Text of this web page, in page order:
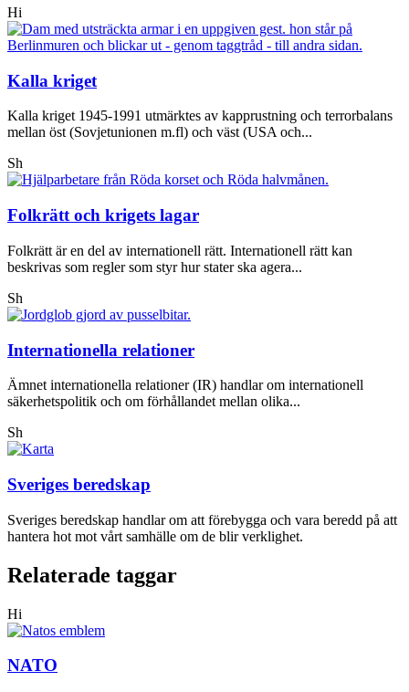
Hi
Kalla kriget
Kalla kriget 1945-1991 utmärktes av kapprustning och terrorbalans
mellan öst (Sovjetunionen m.fl) och väst (USA och...
Sh
Folkrätt och krigets lagar
Folkrätt är en del av internationell rätt. Internationell rätt kan
beskrivas som regler som styr hur stater ska agera...
Sh
Internationella relationer
Ämnet internationella relationer (IR) handlar om internationell
säkerhetspolitik och om förhållandet mellan olika...
Sh
Sveriges beredskap
Sveriges beredskap handlar om att förebygga och vara beredd på att
hantera hot mot vårt samhälle om de blir verklighet.
Relaterade taggar
Hi
NATO